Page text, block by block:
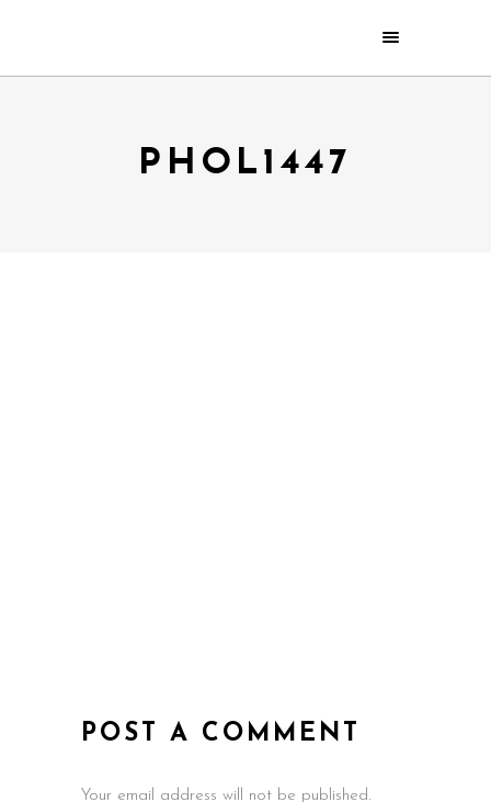
PHOL1447
POST A COMMENT
Your email address will not be published.